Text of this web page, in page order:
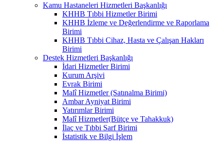
Kamu Hastaneleri Hizmetleri Başkanlığı
KHHB Tıbbi Hizmetler Birimi
KHHB İzleme ve Değerlendirme ve Raporlama
Birimi
KHHB Tıbbi Cihaz, Hasta ve Çalışan Hakları
Birimi
Destek Hizmetleri Başkanlığı
İdari Hizmetler Birimi
Kurum Arşivi
Evrak Birimi
Malî Hizmetler (Satınalma Birimi)
Ambar Ayniyat Birimi
Yatırımlar Birimi
Malî Hizmetler(Bütçe ve Tahakkuk)
İlaç ve Tıbbi Sarf Birimi
İstatistik ve Bilgi İşlem